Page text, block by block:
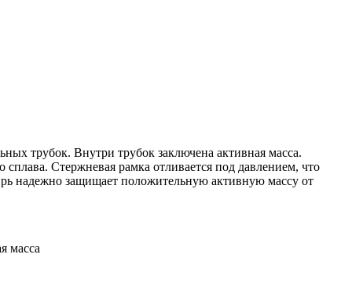
трубок. Внутри трубок заключена активная масса.
Стержневая рамка отливается под давлением, что
надежно защищает положительную активную массу от
масса